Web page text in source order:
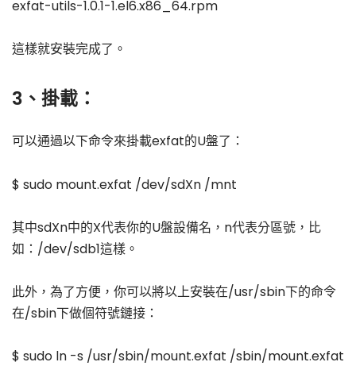
exfat-utils-1.0.1-1.el6.x86_64.rpm
這樣就安裝完成了。
3、掛載：
可以通過以下命令來掛載exfat的U盤了：
$ sudo mount.exfat /dev/sdXn /mnt
其中sdXn中的X代表你的U盤設備名，n代表分區號，比
如：/dev/sdb1這樣。
此外，為了方便，你可以將以上安裝在/usr/sbin下的命令
在/sbin下做個符號鏈接：
$ sudo ln -s /usr/sbin/mount.exfat /sbin/mount.exfat